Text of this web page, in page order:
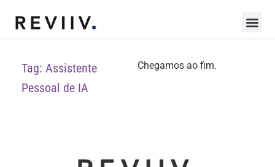
Tag: Assistente
Pessoal de IA
Chegamos ao fim.